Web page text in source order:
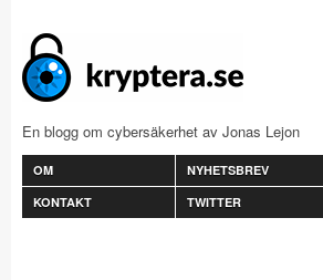
En blogg om cybersäkerhet av Jonas Lejon
OM
NYHETSBREV
KONTAKT
TWITTER